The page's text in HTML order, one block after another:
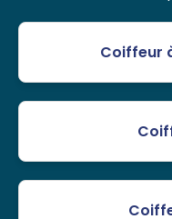
Coiffeur